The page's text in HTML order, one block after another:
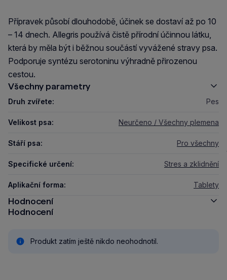
Přípravek působí dlouhodobě, účinek se dostaví až po 10
– 14 dnech. Allegris používá čistě přírodní účinnou látku,
která by měla být i běžnou součástí vyvážené stravy psa.
Podporuje syntézu serotoninu výhradně přirozenou
cestou.
Všechny parametry
Druh zvířete: Pes
Velikost psa: Neurčeno / Všechny plemena
Stáří psa: Pro všechny
Specifické určení: Stres a zklidnění
Aplikační forma: Tablety
Hodnocení
Hodnocení
Produkt zatím ještě nikdo neohodnotil.